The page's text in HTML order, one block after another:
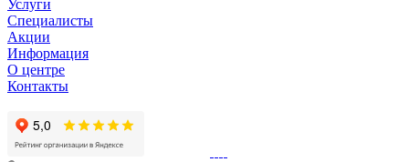
Услуги
Специалисты
Акции
Информация
О центре
Контакты